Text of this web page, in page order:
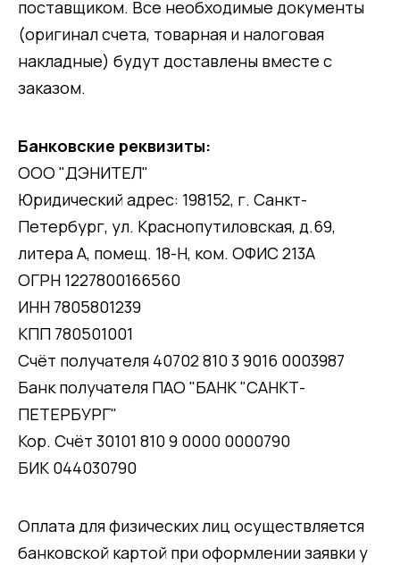
поставщиком. Все необходимые документы
(оригинал счета, товарная и налоговая
накладные) будут доставлены вместе с
заказом.
Банковские реквизиты:
ООО "ДЭНИТЕЛ"
Юридический адрес: 198152, г. Санкт-
Петербург, ул. Краснопутиловская, д.69,
литера А, помещ. 18-Н, ком. ОФИС 213А
ОГРН 1227800166560
ИНН 7805801239
КПП 780501001
Счёт получателя 40702 810 3 9016 0003987
Банк получателя ПАО "БАНК "САНКТ-
ПЕТЕРБУРГ"
Кор. Счёт 30101 810 9 0000 0000790
БИК 044030790
Оплата для физических лиц осуществляется
банковской картой при оформлении заявки у